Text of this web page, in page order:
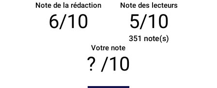
Note de la rédaction
6/10
Note des lecteurs
5/10
351 note(s)
Votre note
/10